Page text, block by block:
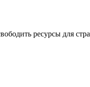
ресурсы для